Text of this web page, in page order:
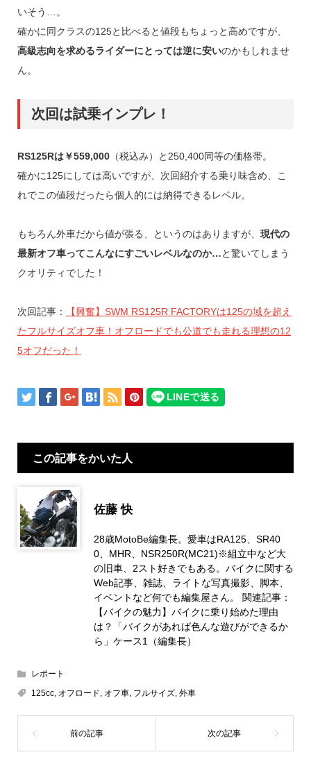
いそう…。
確かに同クラスの125と比べると値段もちょっと高めですが、
高級志向を求めるライダーにとっては逆に安いのかもしれませ
ん。
次回は試乗インプレ！
RS125Rは￥559,000（税込み）と250,400同等の価格帯。
確かに125にしては高いですが、次回紹介する乗り味含め、こ
れでこの値段だったら個人的には納得できるレベル。
もちろん外車だから値が張る、というのはありますが、 現代の
最新オフ車ってこんなにすごいレベルなのか…と驚いてしまう
クオリティでした！
次回記事：
【興奮】SWM RS125R FACTORYは125の域を超え
たフルサイズオフ車！オフロードでも公道でも走れる理想の12
5オフだった！
この記事をかいた人
佐藤 快
28歳MotoBe編集長。愛車はRA125、SR40
0、MHR、NSR250R(MC21)※組立中など大
の旧車、2スト好きでもある。バイクに関する
Web記事、雑誌、ライトな写真撮影、脚本、
イベントなど何でも編集屋さん。 関連記事：
【バイクの魅力】バイクに乗り始めた理由
は？「バイクがあれば色んな遊びができるか
ら」ケース1（編集長）
レポート
125cc, オフロード オフ車, フルサイズ, 外車